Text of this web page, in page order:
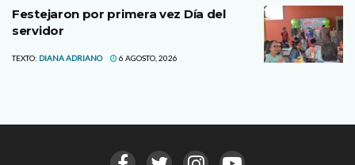
Festejaron por primera vez Día del
servidor
TEXTO: DIANA ADRIANO 6 AGOSTO, 2026